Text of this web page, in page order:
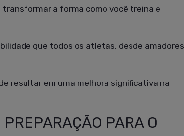
transformar a forma como você treina e
que todos os atletas, desde amadores
resultar em uma melhora significativa na
PARA O